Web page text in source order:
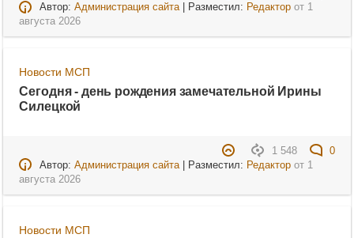
Автор: Администрация сайта| Разместил: Редакторот 1
августа 2026
Новости МСП
Сегодня - день рождения замечательной Ирины
Силецкой
1 548
0
Автор: Администрация сайта| Разместил: Редакторот 1
августа 2026
Новости МСП